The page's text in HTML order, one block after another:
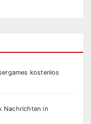
kostenlos
Nachrichten in